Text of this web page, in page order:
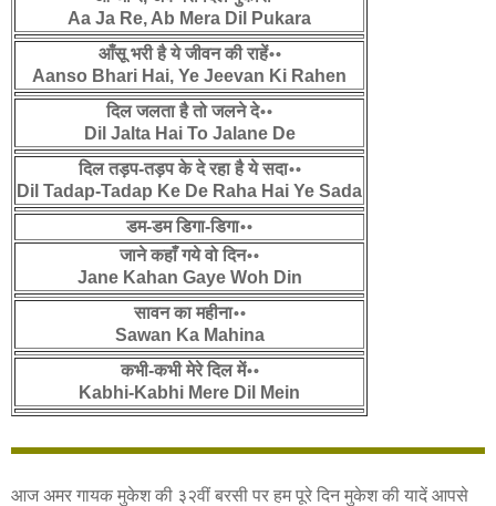
Aa Ja Re, Ab Mera Dil Pukara
आँसू भरी है ये जीवन की राहें॰॰
Aanso Bhari Hai, Ye Jeevan Ki Rahen
दिल जलता है तो जलने दे॰॰
Dil Jalta Hai To Jalane De
दिल तड़प-तड़प के दे रहा है ये सदा॰॰
Dil Tadap-Tadap Ke De Raha Hai Ye Sada
डम-डम डिगा-डिगा॰॰
जाने कहाँ गये वो दिन॰॰
Jane Kahan Gaye Woh Din
सावन का महीना॰॰
Sawan Ka Mahina
कभी-कभी मेरे दिल में॰॰
Kabhi-Kabhi Mere Dil Mein
आज अमर गायक मुकेश की ३२वीं बरसी पर हम पूरे दिन मुकेश की यादें आपसे